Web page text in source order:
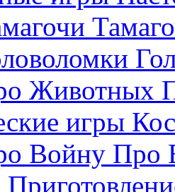
Про